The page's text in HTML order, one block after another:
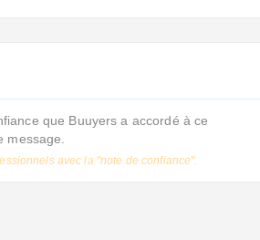
que Buuyers a accordé à ce
avec la "note de confiance".